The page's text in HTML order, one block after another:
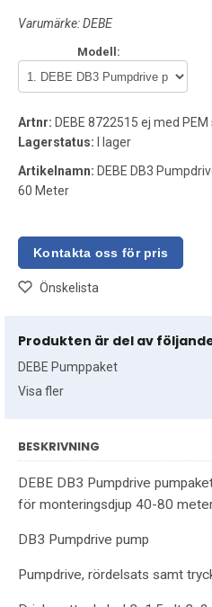
Varumärke:DEBE
Modell:
Artnr: DEBE 8722515 ej med PEM
Lagerstatus: I lager
Artikelnamn: DEBE DB3
60 Meter
Önskelista
Produkten är del av
DEBE Pumppaket
Visa fler
BESKRIVNING
DEBE DB3 Pumpdrive
för monteringsdjup 40-80
DB3 Pumpdrive pump
Pumpdrive, rördelsats samt